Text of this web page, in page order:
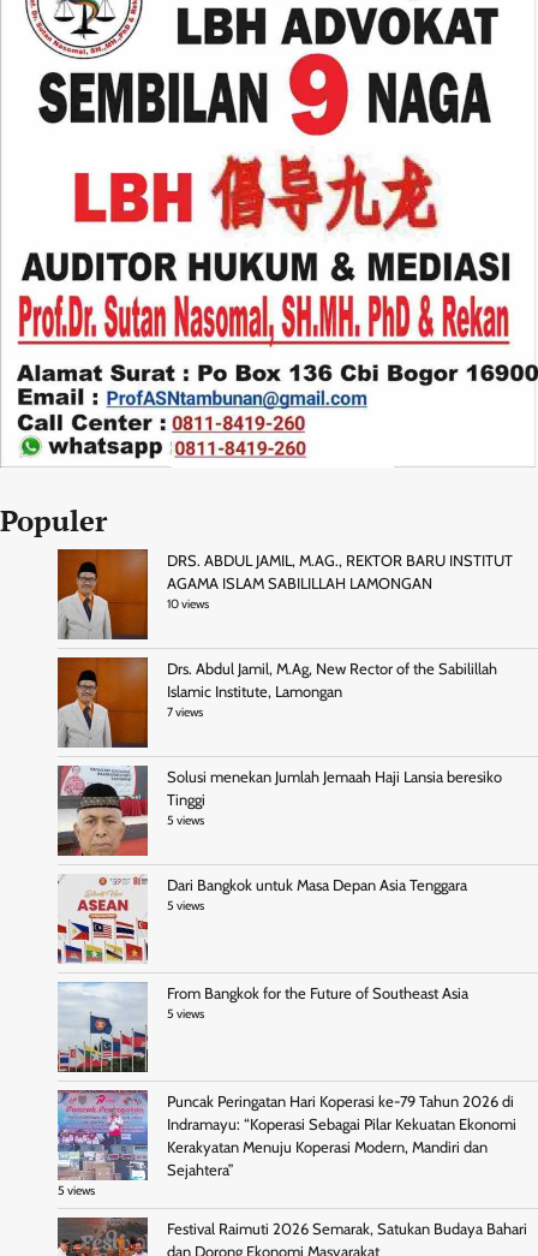
Populer
DRS. ABDUL JAMIL, M.AG., REKTOR BARU INSTITUT
AGAMA ISLAM SABILILLAH LAMONGAN
10 views
Drs. Abdul Jamil, M.Ag, New Rector of the Sabilillah
Islamic Institute, Lamongan
7 views
Solusi menekan Jumlah Jemaah Haji Lansia beresiko
Tinggi
5 views
Dari Bangkok untuk Masa Depan Asia Tenggara
5 views
From Bangkok for the Future of Southeast Asia
5 views
Puncak Peringatan Hari Koperasi ke-79 Tahun 2026 di
Indramayu: “Koperasi Sebagai Pilar Kekuatan Ekonomi
Kerakyatan Menuju Koperasi Modern, Mandiri dan
Sejahtera”
5 views
Festival Raimuti 2026 Semarak, Satukan Budaya Bahari
dan Dorong Ekonomi Masyarakat